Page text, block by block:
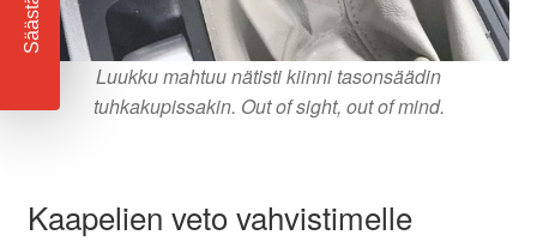
Luukku mahtuu nätisti kiinni tasonsäädin
tuhkakupissakin. Out of sight, out of mind.
Kaapelien veto vahvistimelle
Säästä